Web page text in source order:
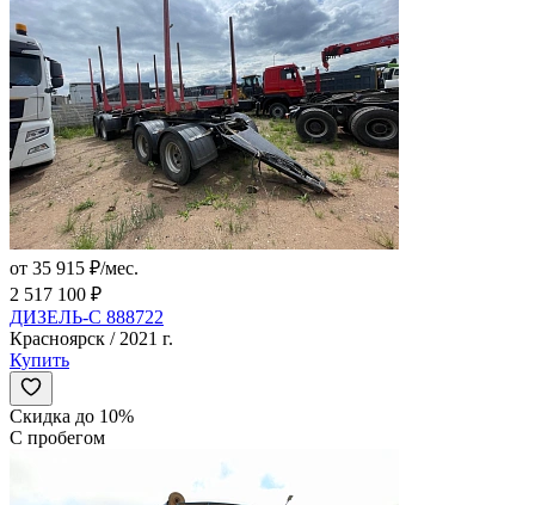
от 35 915 ₽/мес.
2 517 100 ₽
ДИЗЕЛЬ-С 888722
Красноярск / 2021 г.
Купить
Скидка до 10%
С пробегом